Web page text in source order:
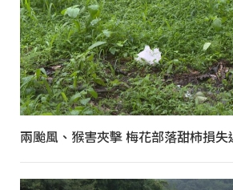
兩颱風、猴害夾擊 梅花部落甜柿損失